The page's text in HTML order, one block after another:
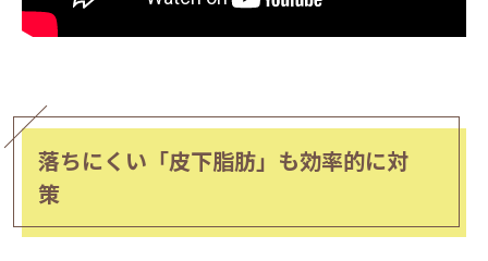
落ちにくい「皮下脂肪」も効率的に対
策